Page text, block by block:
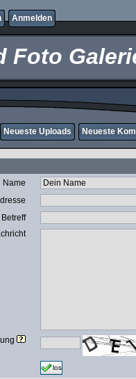
Anmelden
Foto
Neueste Uploads Neueste
Name
Betreff
los